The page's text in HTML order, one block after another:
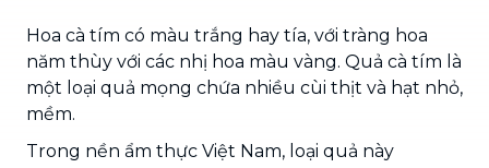
Hoa cà tím có màu trắng hay tía, với tràng hoa
năm thùy với các nhị hoa màu vàng. Quả cà tím là
một loại quả mọng chứa nhiều cùi thịt và hạt nhỏ,
mềm.
Trong nền ẩm thực Việt Nam, loại quả này